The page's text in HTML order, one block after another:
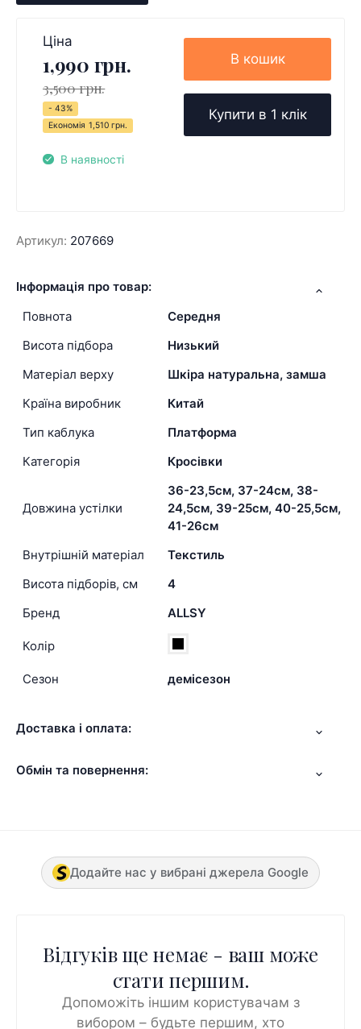
Ціна
1,990 грн.
3,500 грн.
- 43%
Економія 1,510 грн.
В наявності
В кошик
Купити в 1 клік
Артикул: 207669
Інформація про товар:
Повнота
Середня
Висота підбора
Низький
Матеріал верху
Шкіра натуральна, замша
Країна виробник
Китай
Тип каблука
Платформа
Категорія
Кросівки
Довжина устілки
36-23,5см, 37-24см, 38-
24,5см, 39-25см, 40-25,5см,
41-26см
Внутрішній матеріал
Текстиль
Висота підборів, см
4
Бренд
ALLSY
Колір
Сезон демісезон
Доставка і оплата:
Обмін та повернення:
Додайте нас у вибрані джерела Google
Відгуків ще немає - ваш може
стати першим.
Допоможіть іншим користувачам з
вибором – будьте першим, хто